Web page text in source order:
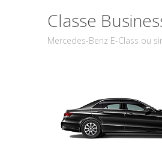
Classe
Mercedes-Benz E-Class ou